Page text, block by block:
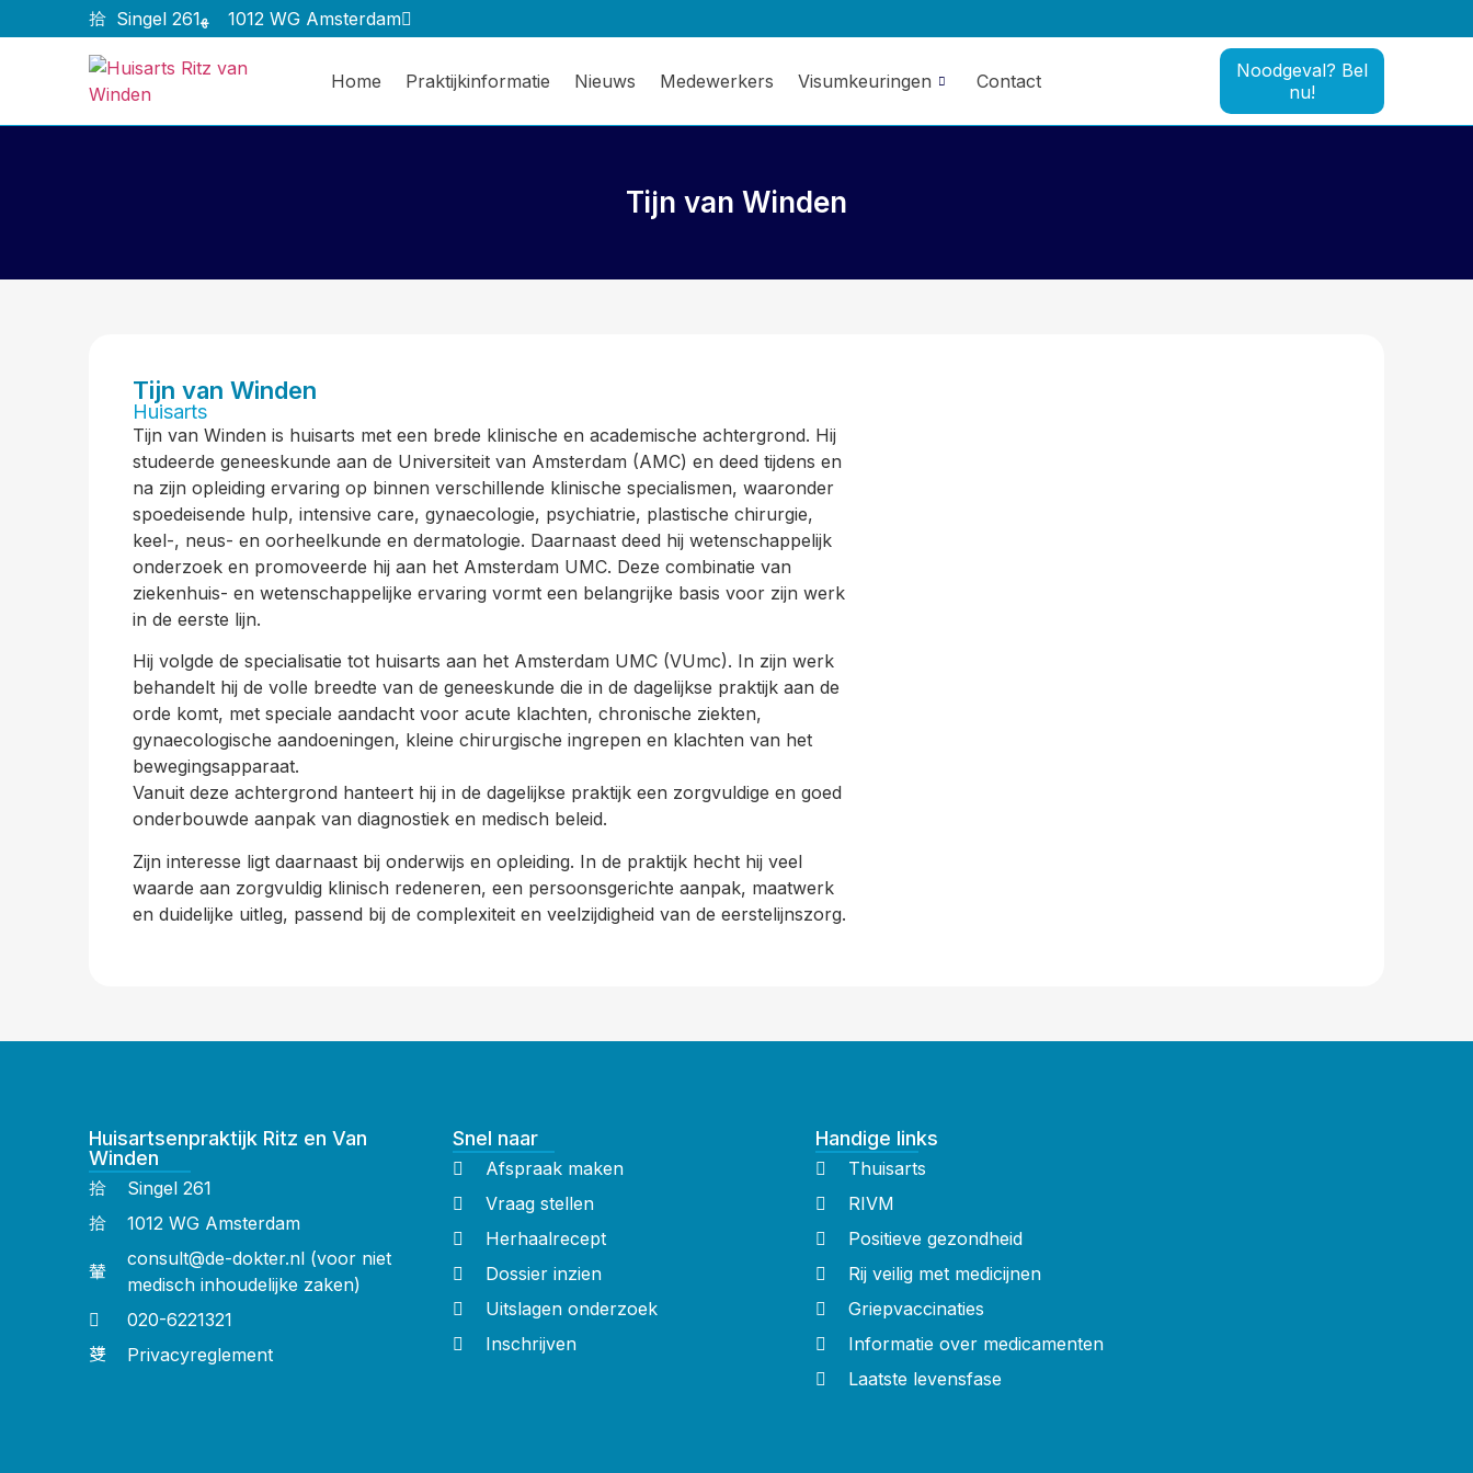
Singel 261 1012 WG Amsterdam
Home Praktijkinformatie Nieuws Medewerkers Visumkeuringen Contact
Noodgeval? Bel
nu!
Tijn van Winden
Tijn van Winden
Huisarts
Tijn van Winden is huisarts met een brede klinische en academische achtergrond. Hij
studeerde geneeskunde aan de Universiteit van Amsterdam (AMC) en deed tijdens en
na zijn opleiding ervaring op binnen verschillende klinische specialismen, waaronder
spoedeisende hulp, intensive care, gynaecologie, psychiatrie, plastische chirurgie,
keel-, neus- en oorheelkunde en dermatologie. Daarnaast deed hij wetenschappelijk
onderzoek en promoveerde hij aan het Amsterdam UMC. Deze combinatie van
ziekenhuis- en wetenschappelijke ervaring vormt een belangrijke basis voor zijn werk
in de eerste lijn.
Hij volgde de specialisatie tot huisarts aan het Amsterdam UMC (VUmc). In zijn werk
behandelt hij de volle breedte van de geneeskunde die in de dagelijkse praktijk aan de
orde komt, met speciale aandacht voor acute klachten, chronische ziekten,
gynaecologische aandoeningen, kleine chirurgische ingrepen en klachten van het
bewegingsapparaat.
Vanuit deze achtergrond hanteert hij in de dagelijkse praktijk een zorgvuldige en goed
onderbouwde aanpak van diagnostiek en medisch beleid.
Zijn interesse ligt daarnaast bij onderwijs en opleiding. In de praktijk hecht hij veel
waarde aan zorgvuldig klinisch redeneren, een persoonsgerichte aanpak, maatwerk
en duidelijke uitleg, passend bij de complexiteit en veelzijdigheid van de eerstelijnszorg.
Huisartsenpraktijk Ritz en Van
Winden
Singel 261
1012 WG Amsterdam
consult@de-dokter.nl (voor niet
medisch inhoudelijke zaken)
020-6221321
Privacyreglement
Snel naar
Afspraak maken
Vraag stellen
Herhaalrecept
Dossier inzien
Uitslagen onderzoek
Inschrijven
Handige links
Thuisarts
RIVM
Positieve gezondheid
Rij veilig met medicijnen
Griepvaccinaties
Informatie over medicamenten
Laatste levensfase